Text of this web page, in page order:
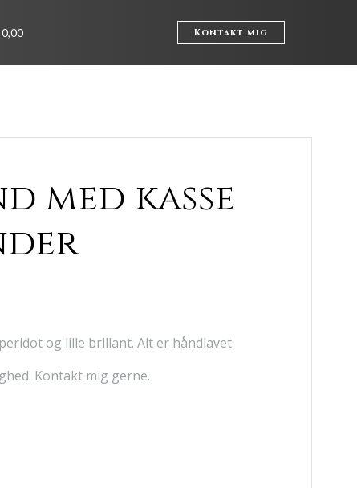
0,00 Kontakt mig
med kasse
og lille brillant. Alt er håndlavet.
Kontakt mig gerne.